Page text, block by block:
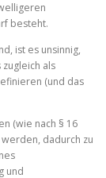
besteht.
ist es unsinnig,
als
(und das
(wie nach § 16
dadurch zu
und